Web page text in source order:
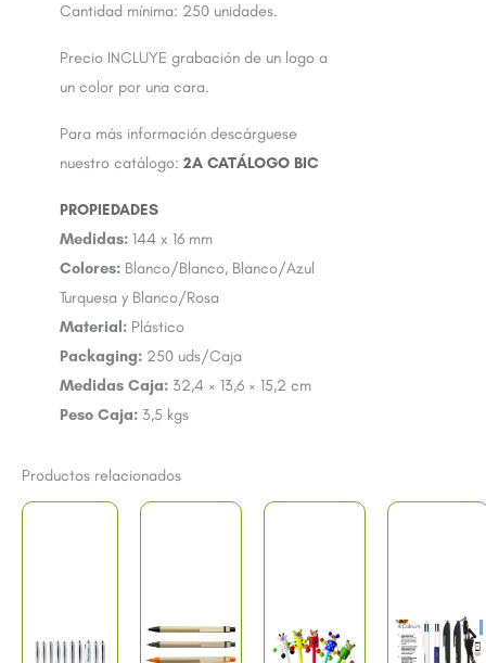
Cantidad mínima: 250 unidades.
Precio INCLUYE grabación de un logo a
un color por una cara.
Para más información descárguese
nuestro catálogo: 2A CATÁLOGO BIC
Medidas: 144 x 16 mm
Colores: Blanco/Blanco, Blanco/Azul
Turquesa y Blanco/Rosa
Material: Plástico
Packaging: 250 uds/Caja
Medidas Caja: 32,4 × 13,6 × 15,2 cm
Peso Caja: 3,5 kgs
Productos relacionados